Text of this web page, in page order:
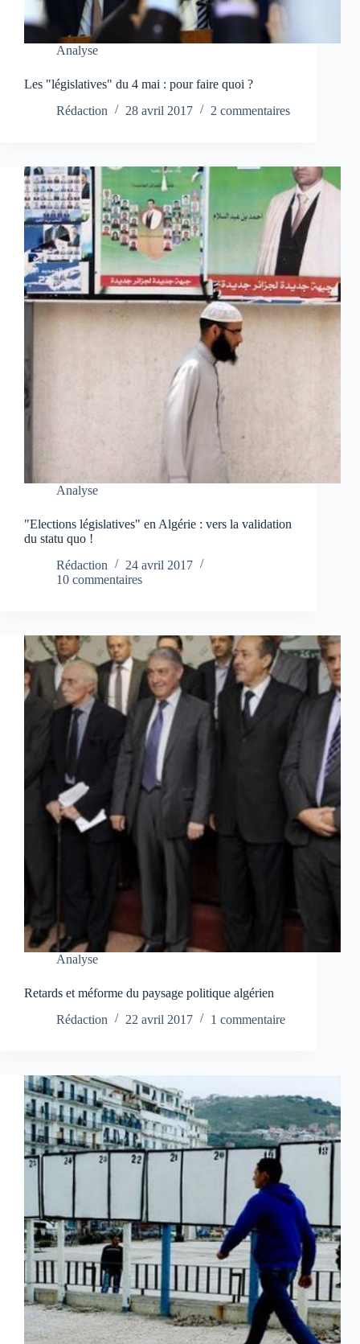
Analyse
Les "législatives" du 4 mai : pour faire quoi ?
Rédaction
28 avril 2017 2 commentaires
Analyse
"Elections législatives" en Algérie : vers la validation
du statu quo !
Rédaction
24 avril 2017
10 commentaires
Analyse
Retards et méforme du paysage politique algérien
Rédaction
22 avril 2017 1 commentaire